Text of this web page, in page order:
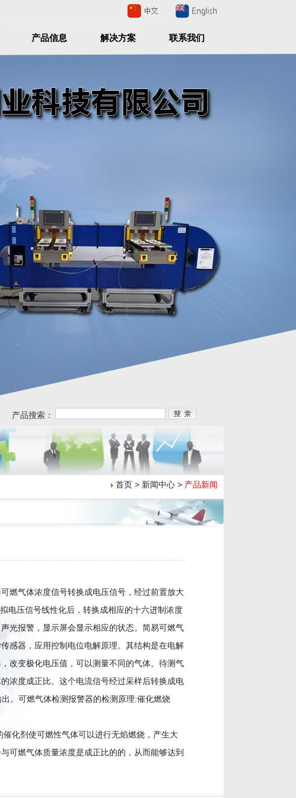
产品信息 解决方案 联系我们
产品搜索：
首页 > 新闻中心 > 产品新闻
燃气体浓度信号转换成电压信号，经过前置放大
电压信号线性化后，转换成相应的十六进制浓度
光报警，显示屏会显示相应的状态。简易可燃气
感器，应用控制电位电解原理。其结构是在电解
改变极化电压值，可以测量不同的气体。待测气
浓度成正比。这个电流信号经过采样后转换成电
。可燃气体检测报警器的检测原理:催化燃烧
化剂使可燃性气体可以进行无焰燃烧，产生大
可燃气体质量浓度是成正比的的，从而能够达到